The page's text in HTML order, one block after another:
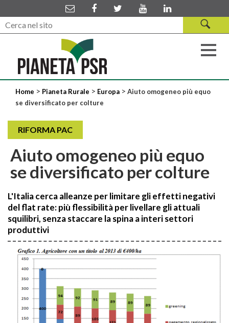
Home > Pianeta Rurale > Europa > Aiuto omogeneo più equo
se diversificato per colture
RIFORMA PAC
Aiuto omogeneo più equo
se diversificato per colture
L'Italia cerca alleanze per limitare gli effetti negativi
del flat rate: più flessibilità per livellare gli attuali
squilibri, senza staccare la spina a interi settori
produttivi